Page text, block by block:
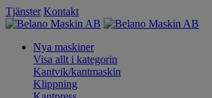
Tjänster Kontakt
Nya maskiner
Visa allt i kategorin
Kantvik/kantmaskin
Klippning